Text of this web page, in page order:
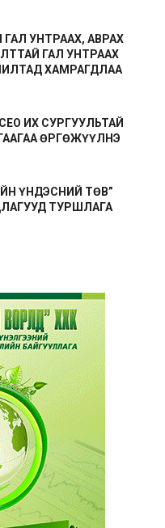
УНТРААХ, АВРАХ
ГАЛ УНТРААХ
ХАМРАГДЛАА
ИХ СУРГУУЛЬТАЙ
ӨРГӨЖҮҮЛНЭ
ҮНДЭСНИЙ ТӨВ”
ТУРШЛАГА